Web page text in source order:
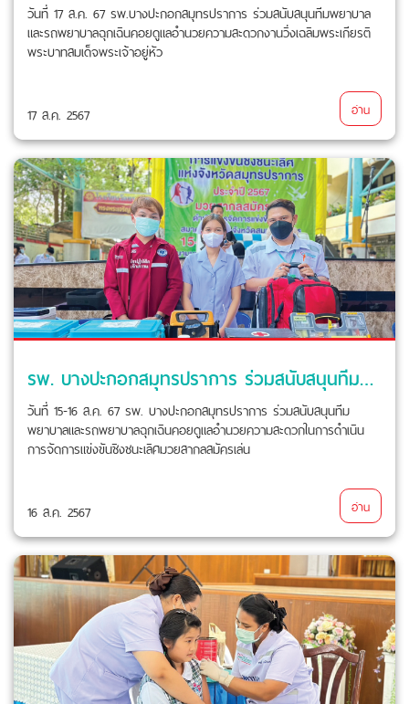
วันที่ 17 ส.ค. 67 รพ.บางปะกอกสมุทรปราการ ร่วมสนับสนุนทีมพยาบาล
และรถพยาบาลฉุกเฉินคอยดูแลอำนวยความสะดวกงานวิ่งเฉลิมพระเกียรติ
พระบาทสมเด็จพระเจ้าอยู่หัว
17 ส.ค. 2567 อ่าน
รพ. บางปะกอกสมุทรปราการ ร่วมสนับสนุนทีมพยาบาลและรถพยาบาลฉุกเฉิน
วันที่ 15-16 ส.ค. 67 รพ. บางปะกอกสมุทรปราการ ร่วมสนับสนุนทีม
พยาบาลและรถพยาบาลฉุกเฉินคอยดูแลอำนวยความสะดวกในการดำเนิน
การจัดการแข่งขันชิงชนะเลิศมวยสากลสมัครเล่น
16 ส.ค. 2567 อ่าน